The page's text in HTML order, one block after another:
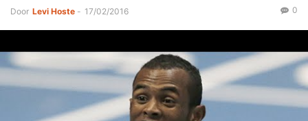
Door Levi Hoste - 17/02/2016 0